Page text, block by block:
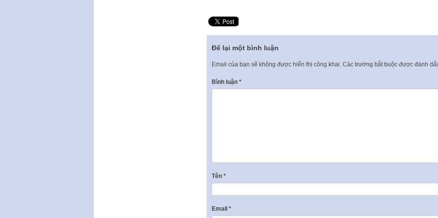
Để lại một bình luận
Email của bạn sẽ không được hiển thị công khai. Các trường bắt buộc được đánh
Bình luận *
Tên *
Email *